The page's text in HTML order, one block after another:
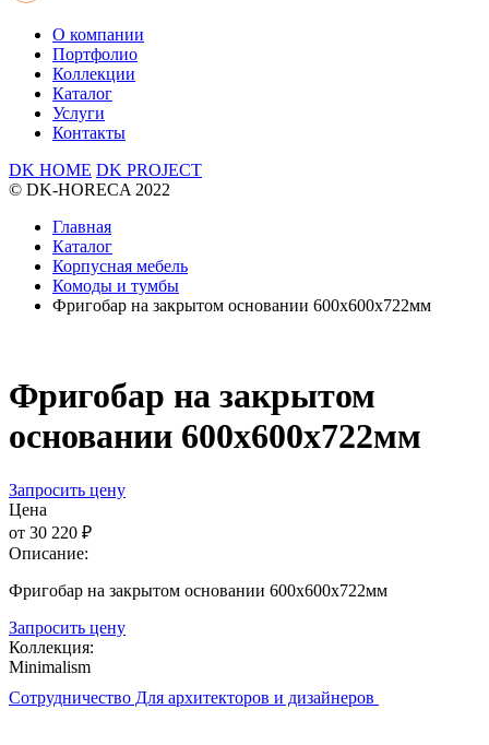
О компании
Портфолио
Коллекции
Каталог
Услуги
Контакты
DK HOME DK PROJECT
© DK-HORECA 2022
Главная
Каталог
Корпусная мебель
Комоды и тумбы
Фригобар на закрытом основании 600х600х722мм
Фригобар на закрытом
основании 600х600х722мм
Запросить цену
Цена
от 30 220 ₽
Описание:
Фригобар на закрытом основании 600х600х722мм
Запросить цену
Коллекция:
Minimalism
Сотрудничество Для архитекторов и дизайнеров